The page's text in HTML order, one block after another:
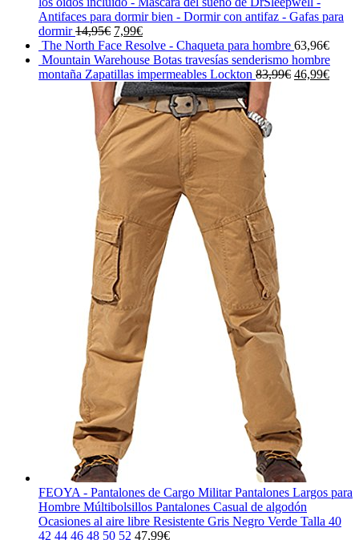
era:
es:
Antifaces para dormir bien - Dormir con antifaz - Gafas para
dormir 14,95€ El
precio
original
era:
14,95€.
7,99€El
precio
actual
es:
7,99€.
The North Face Resolve - Chaqueta para hombre 63,96€
Mountain Warehouse Botas travesías senderismo hombre
montaña Zapatillas impermeables Lockton 83,99€ El
46,99€El
FEOYA - Pantalones de Cargo Militar Pantalones Largos para
Hombre Múltibolsillos Pantalones Casual de algodón
Ocasiones al aire libre Resistente Gris Negro Verde Talla 40
42 44 46 48 50 52 47,99€